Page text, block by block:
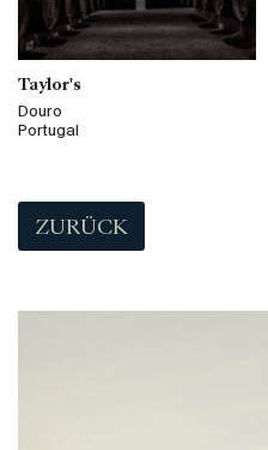
Taylor's
Douro
Portugal
ZURÜCK